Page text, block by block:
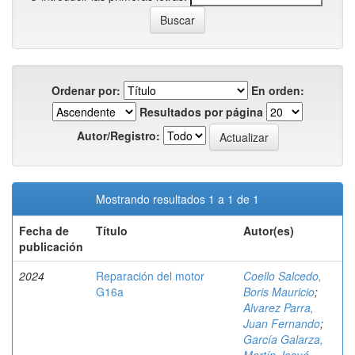
Ordenar por:
En orden:
Resultados por página
Autor/Registro:
Mostrando resultados 1 a 1 de 1
Fecha de
publicación
Título Autor(es)
2024
Reparación del motor
G16a
Coello Salcedo,
Boris Mauricio;
Alvarez Parra,
Juan Fernando;
García Galarza,